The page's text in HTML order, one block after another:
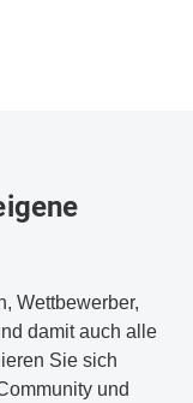
Wettbewerber,
damit auch alle
Sie sich
und